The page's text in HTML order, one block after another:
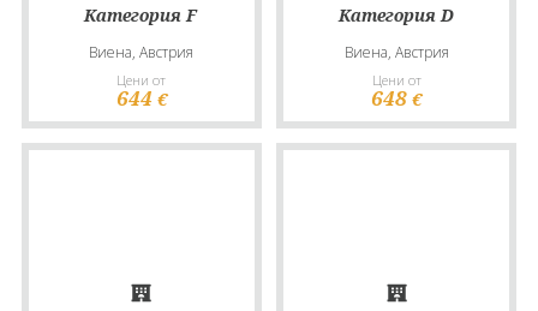
Категория F
Виена, Австрия
Цени от
644 €
Категория D
Виена, Австрия
Цени от
648 €